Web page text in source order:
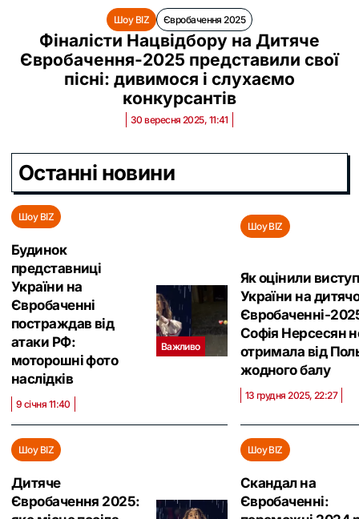
Шоу BIZ Євробачення 2025
Фіналісти Нацвідбору на Дитяче
Євробачення-2025 представили свої
пісні: дивимося і слухаємо
конкурсантів
30 вересня 2025, 11:41
Останні новини
Важливо
Шоу BIZ
Будинок
представниці
України на
Євробаченні
постраждав від
атаки РФ:
моторошні фото
наслідків
9 січня 11:40
Шоу BIZ
Як оцінили виступ
України на
Євробаченні-
Софія Нерсесян
отримала від
жодного балу
13 грудня 2025, 22:27
Шоу BIZ
Дитяче
Євробачення 2025:
Шоу BIZ
Скандал на
Євробаченні: